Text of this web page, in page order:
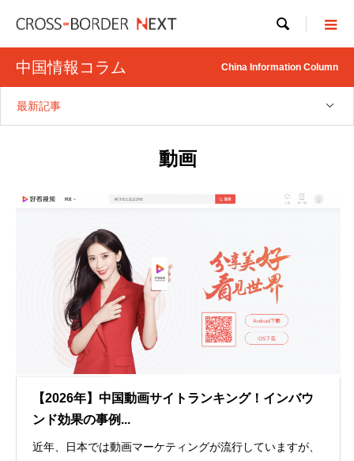

中国情報コラム China Information Column
最新記事
動画
【2026年】中国動画サイトランキング！インバウ
ンド効果の事例...
近年、日本では動画マーケティングが流行していますが、